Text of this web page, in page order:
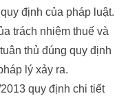
định của pháp luật.
trách nhiệm thuế và
thủ đúng quy định
lý xảy ra.
quy định chi tiết